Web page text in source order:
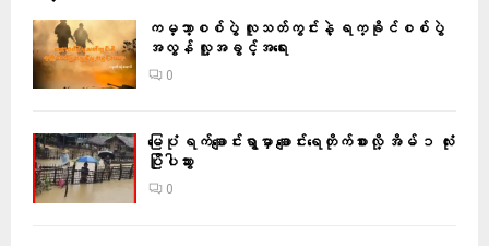
ကမ္ဘာ့စစ်ပွဲ လူသတ်ကွင်းနဲ့ ရက္ခိုင်စစ်ပွဲ
အလွန် လူ့အခွင့်အရေး
0
မြေပုံ ရက်ချောင်းရွာမှာ ချောင်းရေတိုက်စားလို့ အိမ် ၁ လုံး
ပြိုပါသွား
0